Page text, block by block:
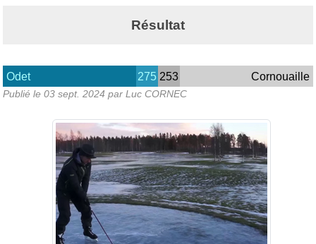
Résultat
Odet 275 253 Cornouaille
Publié le 03 sept. 2024 par Luc CORNEC